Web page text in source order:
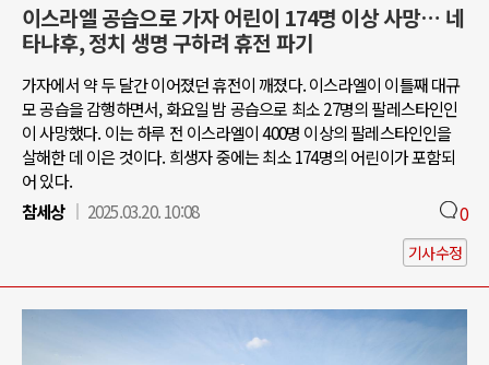
이스라엘 공습으로 가자 어린이 174명 이상 사망… 네
타냐후, 정치 생명 구하려 휴전 파기
가자에서 약 두 달간 이어졌던 휴전이 깨졌다. 이스라엘이 이틀째 대규
모 공습을 감행하면서, 화요일 밤 공습으로 최소 27명의 팔레스타인인
이 사망했다. 이는 하루 전 이스라엘이 400명 이상의 팔레스타인인을
살해한 데 이은 것이다. 희생자 중에는 최소 174명의 어린이가 포함되
어 있다.
참세상
2025.03.20. 10:08 0
기사수정